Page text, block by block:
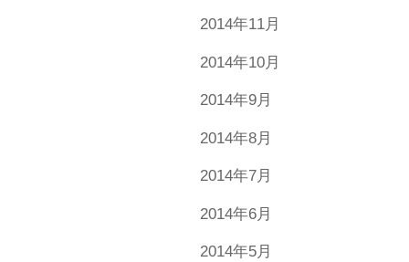
2014年11月
2014年10月
2014年9月
2014年8月
2014年7月
2014年6月
2014年5月